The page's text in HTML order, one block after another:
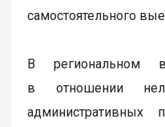
самостоятельного
В региональном
в отношении
административных